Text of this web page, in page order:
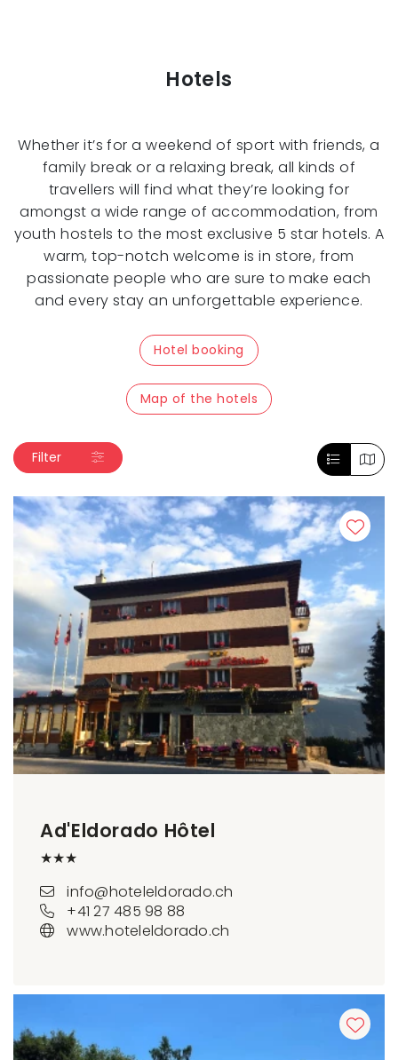
Hotels
Whether it’s for a weekend of sport with friends, a
family break or a relaxing break, all kinds of
travellers will find what they’re looking for
amongst a wide range of accommodation, from
youth hostels to the most exclusive 5 star hotels. A
warm, top-notch welcome is in store, from
passionate people who are sure to make each
and every stay an unforgettable experience.
Hotel booking
Map of the hotels
Filter
Ad'Eldorado Hôtel
★★★
info@hoteleldorado.ch
+41 27 485 98 88
www.hoteleldorado.ch